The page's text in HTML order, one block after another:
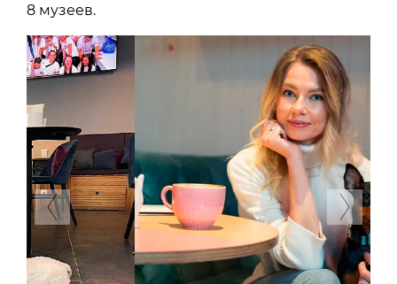
8 музеев.
Previous Next